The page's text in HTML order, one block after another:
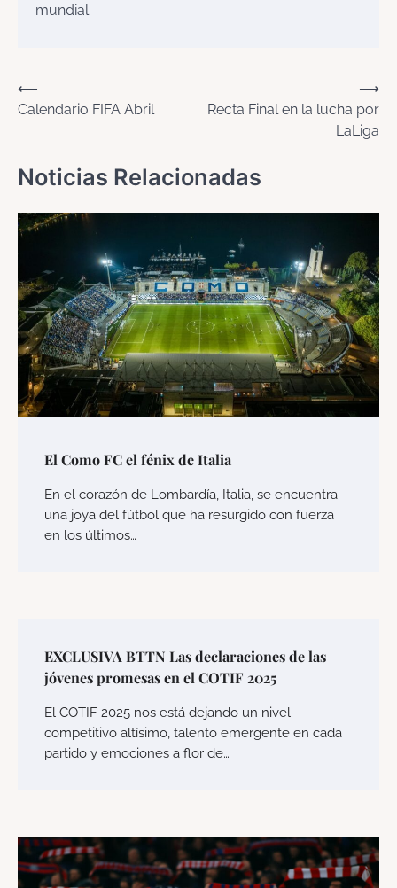
mundial.
Navegación
de
⟵
Calendario FIFA Abril
Recta Final en la lucha por
LaLiga
⟶
Noticias Relacionadas
El Como FC el fénix de Italia
En el corazón de Lombardía, Italia, se encuentra
una joya del fútbol que ha resurgido con fuerza
en los últimos…
EXCLUSIVA BTTN Las declaraciones de las
jóvenes promesas en el COTIF 2025
El COTIF 2025 nos está dejando un nivel
competitivo altísimo, talento emergente en cada
partido y emociones a flor de…